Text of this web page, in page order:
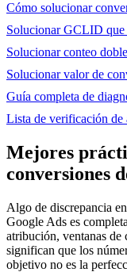
Cómo solucionar
Solucionar GCLID que
Solucionar conteo
Solucionar valor de
Guía completa de
Lista de verificación de
Mejores
conversiones
Algo de discrepancia
Google Ads es
atribución, ventanas de
significan que los
objetivo no es la